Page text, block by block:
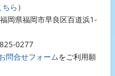
ちら ）
岡県福岡市早良区百道浜1-
0277
問合せフォームをご利用願